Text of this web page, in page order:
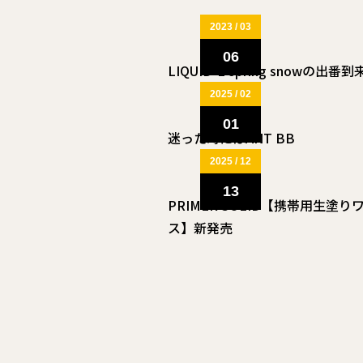
2023 / 03
06
LIQUID-E spring snowの出番到
2025 / 02
01
迷った時にはANT BB
2025 / 12
13
PRIMER SOLID【携帯用生塗り
ス】新発売